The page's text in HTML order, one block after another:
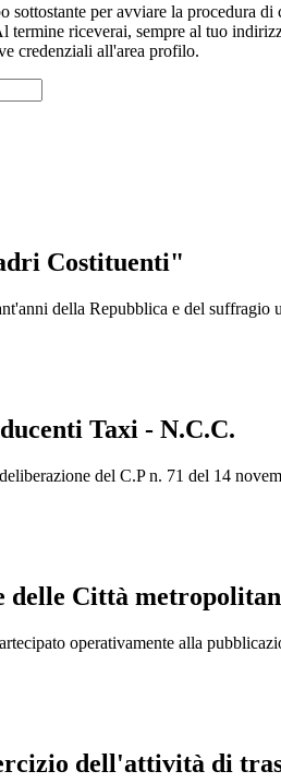
sottostante per avviare la procedura di
riceverai, sempre al tuo
credenziali all'area profilo.
Costituenti"
della Repubblica e del suffragio
Taxi - N.C.C.
del C.P n. 71 del 14
delle Città
operativamente alla
dell'attività di